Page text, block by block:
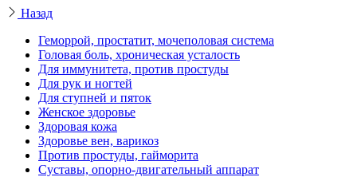
Назад
Геморрой, простатит, мочеполовая система
Головая боль, хроническая усталость
Для иммунитета, против простуды
Для рук и ногтей
Для ступней и пяток
Женское здоровье
Здоровая кожа
Здоровье вен, варикоз
Против простуды, гайморита
Суставы, опорно-двигательный аппарат